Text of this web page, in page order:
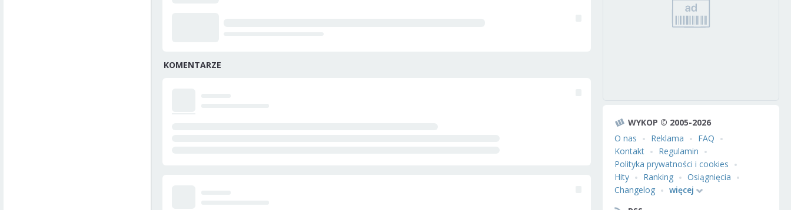
KOMENTARZE
WYKOP © 2005-2026
O nas
Reklama
FAQ
Kontakt
Regulamin
Polityka prywatności i cookies
Hity
Ranking
Osiągnięcia
Changelog
więcej